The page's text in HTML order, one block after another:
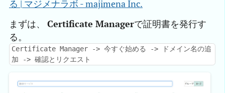
る | マジメナラボ - majimena Inc.
まずは、 Certificate Managerで証明書を発行す
る。
Certificate Manager -> 今すぐ始める -> ドメイン名の追
加 -> 確認とリクエスト